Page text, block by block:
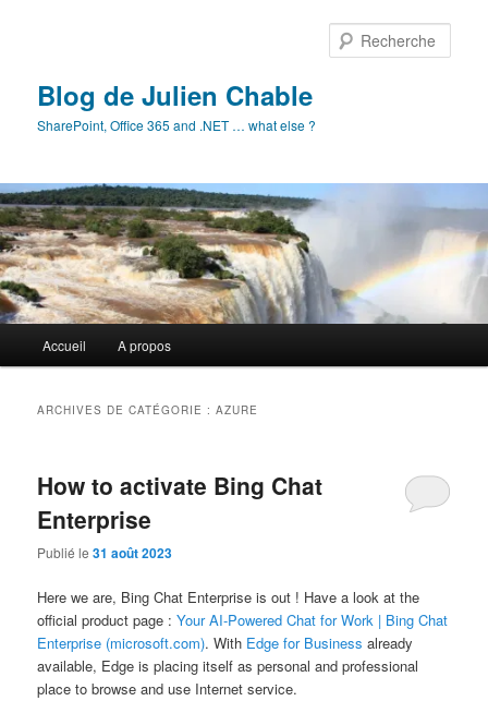
Blog de Julien Chable
SharePoint, Office 365 and .NET … what else ?
principal
Accueil A propos
ARCHIVES DE CATÉGORIE :AZURE
How to activate Bing Chat
Enterprise
Publié le31 août 2023
Here we are, Bing Chat Enterprise is out ! Have a look at the
official product page :Your AI-Powered Chat for Work | Bing Chat
Enterprise (microsoft.com). With Edge for Business already
available, Edge is placing itself as personal and professional
place to browse and use Internet service.